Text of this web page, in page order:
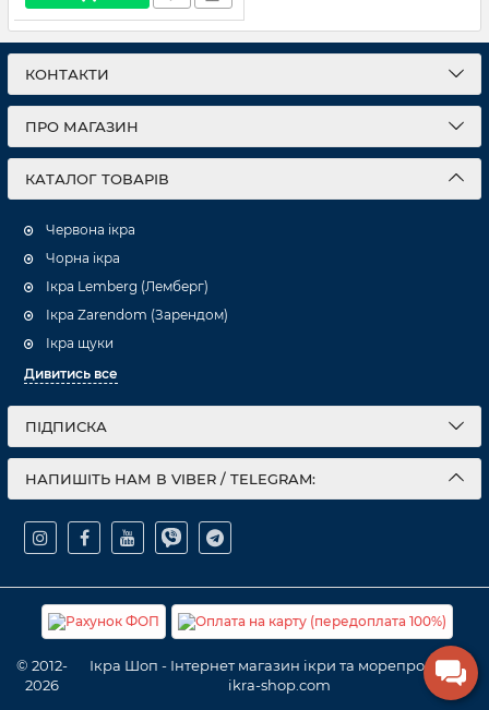
КОНТАКТИ
ПРО МАГАЗИН
КАТАЛОГ ТОВАРІВ
Червона ікра
Чорна ікра
Ікра Lemberg (Лемберг)
Ікра Zarendom (Зарендом)
Ікра щуки
Дивитись все
ПІДПИСКА
НАПИШІТЬ НАМ В VIBER / TELEGRAM:
© 2012-
2026
Ікра Шоп - Інтернет магазин ікри та морепродуктів
ikra-shop.com